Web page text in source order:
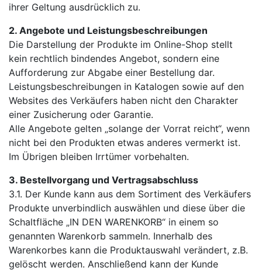
ihrer Geltung ausdrücklich zu.
2. Angebote und Leistungsbeschreibungen
Die Darstellung der Produkte im Online-Shop stellt
kein rechtlich bindendes Angebot, sondern eine
Aufforderung zur Abgabe einer Bestellung dar.
Leistungsbeschreibungen in Katalogen sowie auf den
Websites des Verkäufers haben nicht den Charakter
einer Zusicherung oder Garantie.
Alle Angebote gelten „solange der Vorrat reicht“, wenn
nicht bei den Produkten etwas anderes vermerkt ist.
Im Übrigen bleiben Irrtümer vorbehalten.
3. Bestellvorgang und Vertragsabschluss
3.1. Der Kunde kann aus dem Sortiment des Verkäufers
Produkte unverbindlich auswählen und diese über die
Schaltfläche „IN DEN WARENKORB“ in einem so
genannten Warenkorb sammeln. Innerhalb des
Warenkorbes kann die Produktauswahl verändert, z.B.
gelöscht werden. Anschließend kann der Kunde